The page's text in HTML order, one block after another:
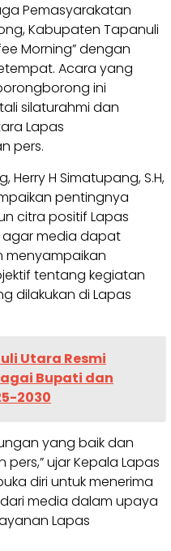
Pemasyarakatan
Kabupaten Tapanuli
Morning” dengan
Acara yang
ini
silaturahmi dan
Lapas
pers.
H Simatupang, S.H,
pentingnya
citra positif Lapas
agar media dapat
menyampaikan
tentang kegiatan
dilakukan di Lapas
Utara Resmi
Bupati dan
2030
yang baik dan
ujar Kepala Lapas
diri untuk menerima
media dalam upaya
Lapas